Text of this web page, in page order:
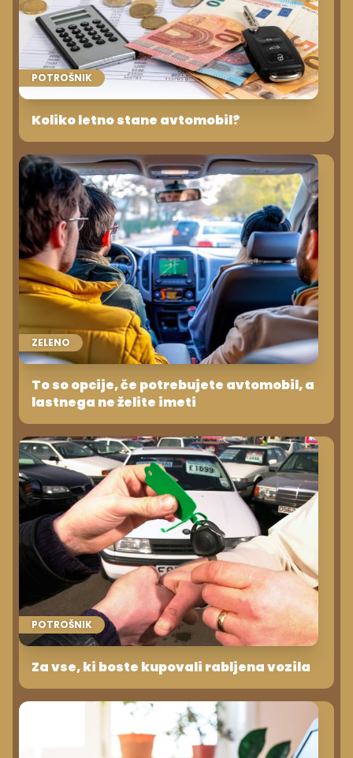
POTROŠNIK
Koliko letno stane avtomobil?
ZELENO
To so opcije, če potrebujete avtomobil, a
lastnega ne želite imeti
POTROŠNIK
Za vse, ki boste kupovali rabljena vozila